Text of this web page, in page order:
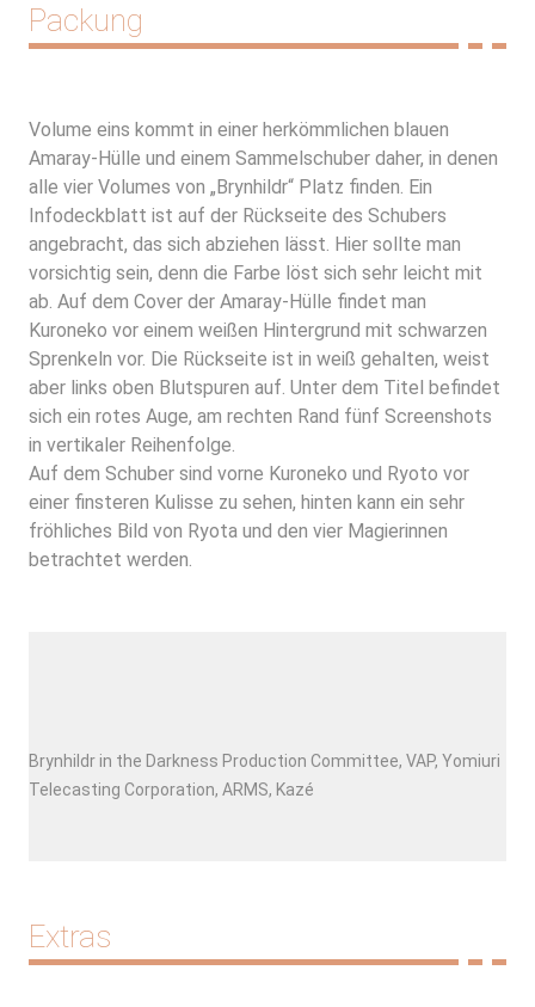
Packung
Volume eins kommt in einer herkömmlichen blauen
Amaray-Hülle und einem Sammelschuber daher, in denen
alle vier Volumes von „Brynhildr“ Platz finden. Ein
Infodeckblatt ist auf der Rückseite des Schubers
angebracht, das sich abziehen lässt. Hier sollte man
vorsichtig sein, denn die Farbe löst sich sehr leicht mit
ab. Auf dem Cover der Amaray-Hülle findet man
Kuroneko vor einem weißen Hintergrund mit schwarzen
Sprenkeln vor. Die Rückseite ist in weiß gehalten, weist
aber links oben Blutspuren auf. Unter dem Titel befindet
sich ein rotes Auge, am rechten Rand fünf Screenshots
in vertikaler Reihenfolge.
Auf dem Schuber sind vorne Kuroneko und Ryoto vor
einer finsteren Kulisse zu sehen, hinten kann ein sehr
fröhliches Bild von Ryota und den vier Magierinnen
betrachtet werden.
Brynhildr in the Darkness Production Committee, VAP, Yomiuri
Telecasting Corporation, ARMS, Kazé
Extras